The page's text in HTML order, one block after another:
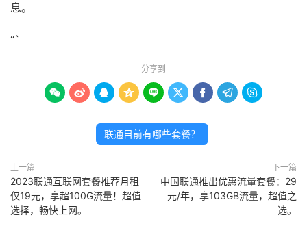
息。
“`
分享到
        
联通目前有哪些套餐？
上一篇
2023联通互联网套餐推荐月租
仅19元，享超100G流量！超值
选择，畅快上网。
下一篇
中国联通推出优惠流量套餐：29
元/年，享103GB流量，超值之
选。